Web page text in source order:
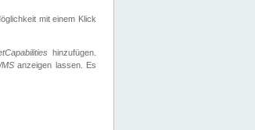
mit einem Klick
hinzufügen.
anzeigen lassen. Es